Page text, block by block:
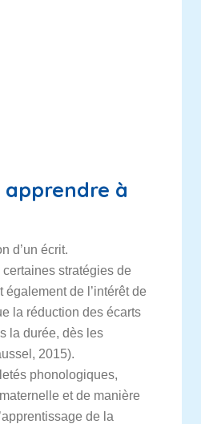
apprendre à
d’un écrit.
stratégies de
de l’intérêt de
la réduction des écarts
la durée, dès les
2015).
phonologiques,
et de manière
de la